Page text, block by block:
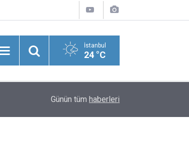
İstanbul
24 °C
Ağaç Olmaya Heveslenenlerden Medet
Günün tüm haberleri